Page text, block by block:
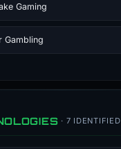
Gaming
Gambling
· 7 IDENTIFIED